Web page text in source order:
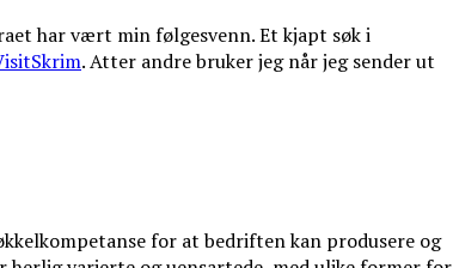
har vært min følgesvenn. Et kjapt søk i
. Atter andre bruker jeg når jeg sender ut
for at bedriften kan produsere og